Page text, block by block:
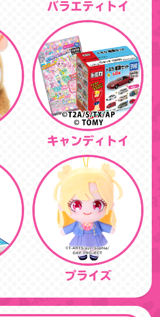
バラエティトイ
キャンディトイ
プライズ